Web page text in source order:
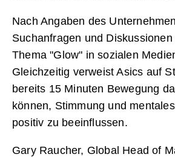
Nach Angaben des
Suchanfragen und
Thema "Glow" in sozialen
Gleichzeitig verweist Asics auf
bereits 15 Minuten Bewegung
können, Stimmung und
positiv zu beeinflussen.
Gary Raucher, Global Head of